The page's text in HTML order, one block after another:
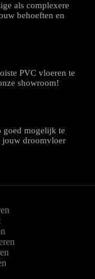
als complexere
behoeften en
PVC vloeren te
showroom!
goed mogelijk te
jouw droomvloer